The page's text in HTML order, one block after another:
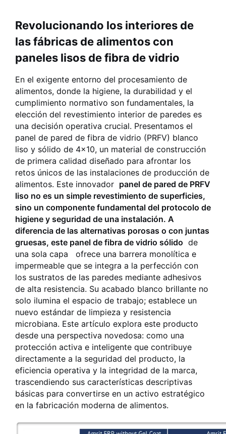
Revolucionando los interiores de
las fábricas de alimentos con
paneles lisos de fibra de vidrio
En el exigente entorno del procesamiento de
alimentos, donde la higiene, la durabilidad y el
cumplimiento normativo son fundamentales, la
elección del revestimiento interior de paredes es
una decisión operativa crucial. Presentamos el
panel de pared de fibra de vidrio (PRFV) blanco
liso y sólido de 4x10, un material de construcción
de primera calidad diseñado para afrontar los
retos únicos de las instalaciones de producción de
alimentos. Este innovador panel de pared de PRFV
liso no es un simple revestimiento de superficies,
sino un componente fundamental del protocolo de
higiene y seguridad de una instalación. A
diferencia de las alternativas porosas o con juntas
gruesas, este panel de fibra de vidrio sólido de
una sola capa
ofrece una barrera monolítica e
impermeable que se integra a la perfección con
los sustratos de las paredes mediante adhesivos
de alta resistencia. Su acabado blanco brillante no
solo ilumina el espacio de trabajo; establece un
nuevo estándar de limpieza y resistencia
microbiana. Este artículo explora este producto
desde una perspectiva novedosa: como una
protección activa e inteligente que contribuye
directamente a la seguridad del producto, la
eficiencia operativa y la integridad de la marca,
trascendiendo sus características descriptivas
básicas para convertirse en un activo estratégico
en la fabricación moderna de alimentos.